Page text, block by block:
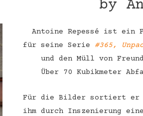
by
Antoine Repessé ist
für seine Serie #365,
und den Müll von
Über 70 Kubikmeter
Für die Bilder sortiert er
ihm durch Inszenierung